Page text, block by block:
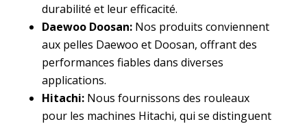
durabilité et leur efficacité.
Daewoo Doosan: Nos produits conviennent
aux pelles Daewoo et Doosan, offrant des
performances fiables dans diverses
applications.
Hitachi: Nous fournissons des rouleaux
pour les machines Hitachi, qui se distinguent